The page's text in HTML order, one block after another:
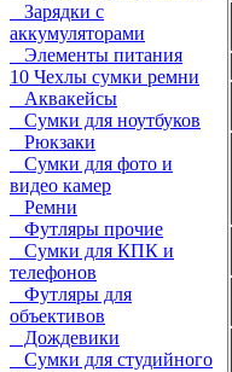
Зарядки с
аккумуляторами
Элементы питания
10 Чехлы сумки ремни
Аквакейсы
Сумки для ноутбуков
Рюкзаки
Сумки для фото и
видео камер
Ремни
Футляры прочие
Сумки для КПК и
телефонов
Футляры для
объективов
Дождевики
Сумки для студийного